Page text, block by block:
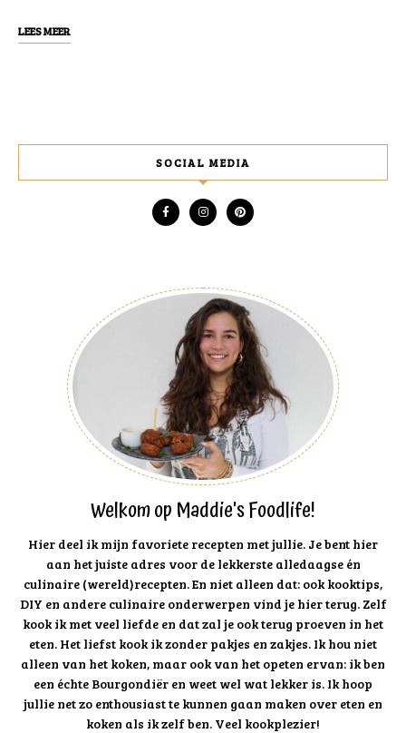
LEES MEER
SOCIAL MEDIA
Welkom op Maddie's Foodlife!
Hier deel ik mijn favoriete recepten met jullie. Je bent hier
aan het juiste adres voor de lekkerste alledaagse én
culinaire (wereld)recepten. En niet alleen dat: ook kooktips,
DIY en andere culinaire onderwerpen vind je hier terug. Zelf
kook ik met veel liefde en dat zal je ook terug proeven in het
eten. Het liefst kook ik zonder pakjes en zakjes. Ik hou niet
alleen van het koken, maar ook van het opeten ervan: ik ben
een échte Bourgondiër en weet wel wat lekker is. Ik hoop
jullie net zo enthousiast te kunnen gaan maken over eten en
koken als ik zelf ben. Veel kookplezier!